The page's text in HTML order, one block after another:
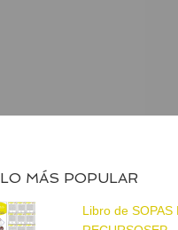
LO MÁS POPULAR
Libro de SOPAS